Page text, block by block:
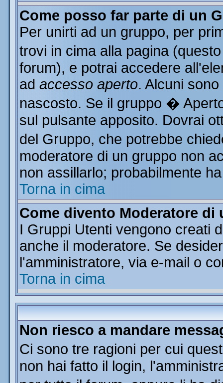
Come posso far parte di un
Per unirti ad un gruppo, per
trovi in cima alla pagina
forum), e potrai accedere
ad accesso aperto. Alcuni
nascosto. Se il gruppo �
sul pulsante apposito. Dovrai
del Gruppo, che potrebbe
moderatore di un gruppo non
non assillarlo; probabilmente
Torna in cima
Come divento Moderatore di
I Gruppi Utenti vengono creati
anche il moderatore. Se
l'amministratore, via e-mail o
Torna in cima
Non riesco a mandare
Ci sono tre ragioni per cui
non hai fatto il login,